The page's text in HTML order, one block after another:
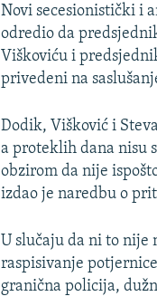
Novi secesionistički i
odredio da
Viškoviću i
privedeni na
Dodik, Višković i
a proteklih dana nisu
obzirom da nije
izdao je naredbu o
U slučaju da ni to nije
raspisivanje
granična policija,